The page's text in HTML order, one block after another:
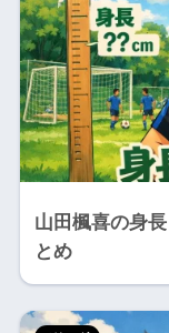
山田楓喜の身
とめ